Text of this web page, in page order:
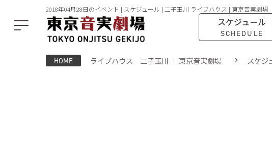
2018年04月28日のイベント | スケジュール | 二子玉川 ライブハウス | 東京音実劇場
スケジュール
SCHEDULE
HOME ライブハウス 二子玉川 ｜ 東京音実劇場 スケジ